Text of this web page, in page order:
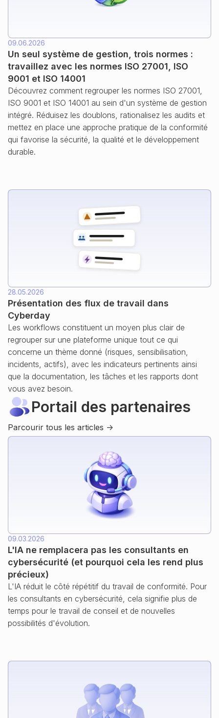
09.06.2026
Un seul système de gestion, trois normes :
travaillez avec les normes ISO 27001, ISO
9001 et ISO 14001
Découvrez comment regrouper les normes ISO 27001,
ISO 9001 et ISO 14001 au sein d'un système de gestion
intégré. Réduisez les doublons, rationalisez les audits et
mettez en place une approche pratique de la conformité
qui favorise la sécurité, la qualité et le développement
durable.
28.05.2026
Présentation des flux de travail dans
Cyberday
Les workflows constituent un moyen plus clair de
regrouper sur une plateforme unique tout ce qui
concerne un thème donné (risques, sensibilisation,
incidents, actifs), avec les indicateurs pertinents ainsi
que la documentation, les tâches et les rapports dont
vous avez besoin.
Portail des partenaires
Parcourir tous les articles ->
09.03.2026
L'IA ne remplacera pas les consultants en
cybersécurité (et pourquoi cela les rend plus
précieux)
L'IA réduit le côté répétitif du travail de conformité. Pour
les consultants en cybersécurité, cela signifie plus de
temps pour le travail de conseil et de nouvelles
possibilités d'évolution.